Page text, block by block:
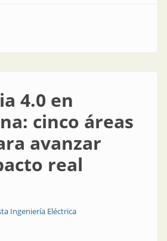
auge de la automatización y las palabras del
4.0 en
cinco áreas
avanzar
real
Ingeniería Eléctrica